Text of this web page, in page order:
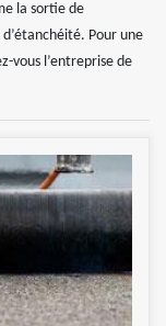
la sortie de
Pour une
vous l’entreprise de